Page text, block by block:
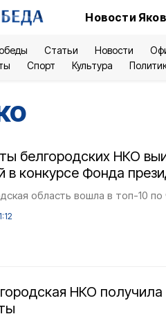
Новости
Статьи Новости
Спорт Культура
белгородских НКО
в конкурсе Фонда
область вошла в топ-10
НКО